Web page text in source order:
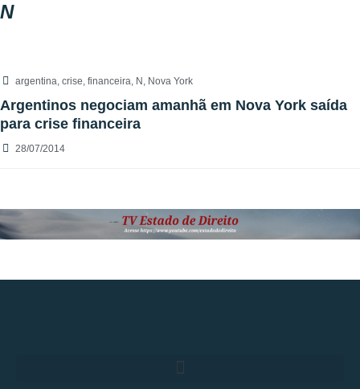
N
argentina, crise, financeira, N , Nova York
Argentinos negociam amanhã em Nova York saída
para crise financeira
28/07/2014